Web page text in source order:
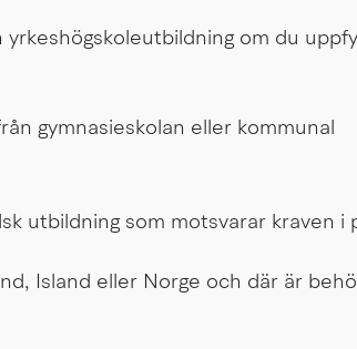
om du
gymnasieskolan eller kommunal
utbildning som motsvarar kraven i
Island eller Norge och där är